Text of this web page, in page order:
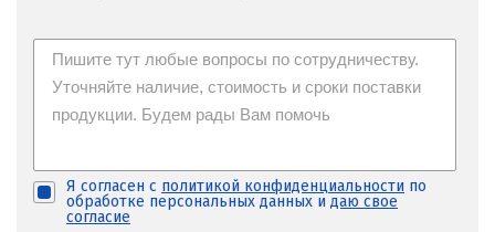
Я согласен с политикой конфиденциальности по
обработке персональных данных и даю свое
согласие